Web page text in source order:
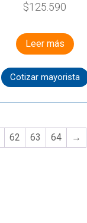
$125.590
Leer más
Cotizar mayorista
62 63 64 →